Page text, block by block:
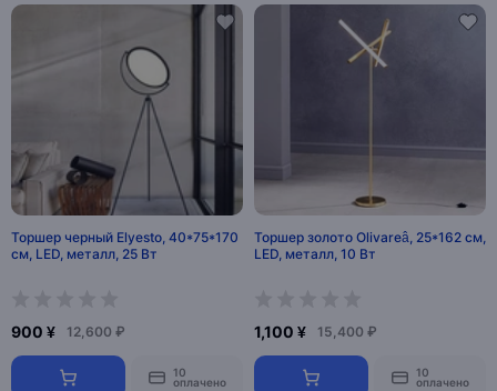
Торшер черный Elyesto, 40*75*170
см, LED, металл, 25 Вт
900 ¥ 12,600 ₽
10
оплачено
Торшер золото Olivareâ, 25*162 см,
LED, металл, 10 Вт
1,100 ¥ 15,400 ₽
10
оплачено